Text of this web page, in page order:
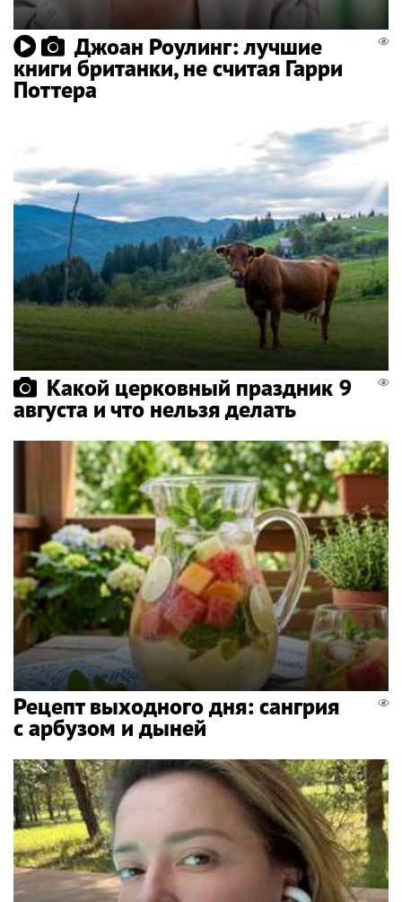
Джоан Роулинг: лучшие
книги британки, не считая Гарри
Поттера
Какой церковный праздник 9
августа и что нельзя делать
Рецепт выходного дня: сангрия
с арбузом и дыней